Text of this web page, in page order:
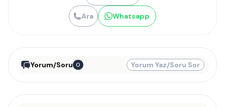
Ara Whatsapp
Yorum/Soru 0 Yorum Yaz/Soru Sor